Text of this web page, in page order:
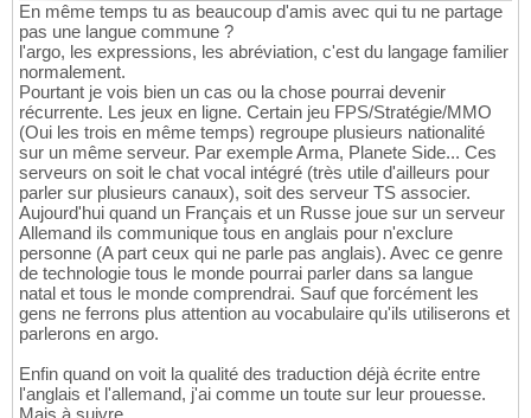
En même temps tu as beaucoup d'amis avec qui tu ne partage
pas une langue commune ?
l'argo, les expressions, les abréviation, c'est du langage familier
normalement.
Pourtant je vois bien un cas ou la chose pourrai devenir
récurrente. Les jeux en ligne. Certain jeu FPS/Stratégie/MMO
(Oui les trois en même temps) regroupe plusieurs nationalité
sur un même serveur. Par exemple Arma, Planete Side... Ces
serveurs on soit le chat vocal intégré (très utile d'ailleurs pour
parler sur plusieurs canaux), soit des serveur TS associer.
Aujourd'hui quand un Français et un Russe joue sur un serveur
Allemand ils communique tous en anglais pour n'exclure
personne (A part ceux qui ne parle pas anglais). Avec ce genre
de technologie tous le monde pourrai parler dans sa langue
natal et tous le monde comprendrai. Sauf que forcément les
gens ne ferrons plus attention au vocabulaire qu'ils utiliserons et
parlerons en argo.
Enfin quand on voit la qualité des traduction déjà écrite entre
l'anglais et l'allemand, j'ai comme un toute sur leur prouesse.
Mais à suivre